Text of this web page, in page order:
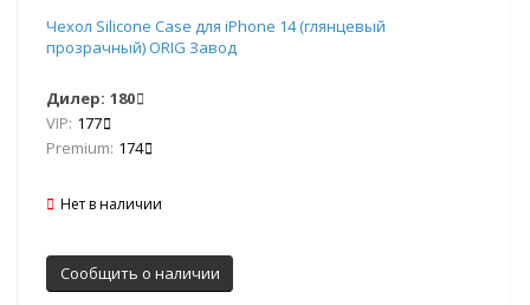
Чехол Silicone Case для iPhone 14 (глянцевый
прозрачный) ORIG Завод
Дилер: 180
VIP: 177
Premium: 174
Нет в наличии
Сообщить о наличии